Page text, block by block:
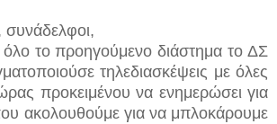
συνάδελφοι,
το προηγούμενο διάστημα το ΔΣ
τηλεδιασκέψεις με όλες
προκειμένου να ενημερώσει για
που ακολουθούμε για να μπλοκάρουμε